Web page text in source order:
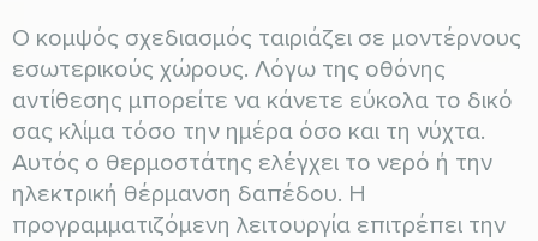
Ο κομψός σχεδιασμός ταιριάζει σε μοντέρνους
εσωτερικούς χώρους. Λόγω της οθόνης
αντίθεσης μπορείτε να κάνετε εύκολα το δικό
σας κλίμα τόσο την ημέρα όσο και τη νύχτα.
Αυτός ο θερμοστάτης ελέγχει το νερό ή την
ηλεκτρική θέρμανση δαπέδου. Η
προγραμματιζόμενη λειτουργία επιτρέπει την